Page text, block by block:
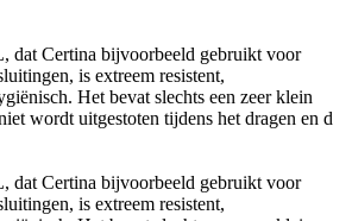
dat Certina bijvoorbeeld gebruikt voor
is extreem resistent,
Het bevat slechts een zeer klein
wordt uitgestoten tijdens het dragen en d
dat Certina bijvoorbeeld gebruikt voor
is extreem resistent,